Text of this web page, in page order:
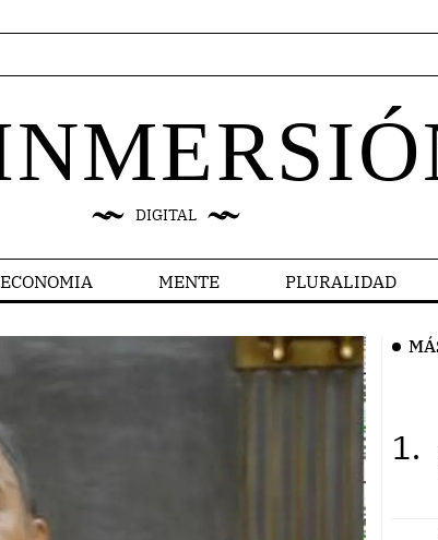
DIGITAL
ECONOMIA MENTE PLURALIDAD
1.